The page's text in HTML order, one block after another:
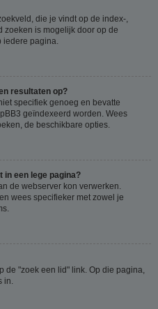
die je vindt op de index-,
zoeken is mogelijk door op de
pagina.
resultaten op?
specifiek genoeg en bevatte
geïndexeerd worden. Wees
de beschikbare opties.
in een lege pagina?
de webserver kon verwerken.
wees specifieker met zowel je
"zoek een lid" link. Op die pagina,
in.